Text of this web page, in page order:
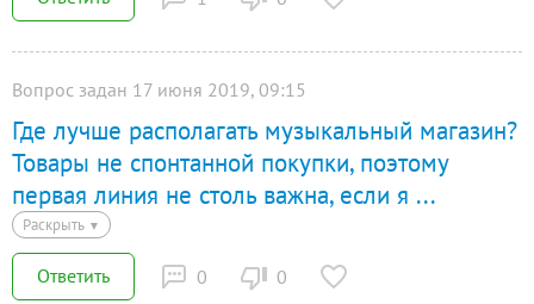
Вопрос задан 17 июня 2019, 09:15
Где лучше располагать музыкальный магазин?
Товары не спонтанной покупки, поэтому
первая линия не столь важна, если я ...
Раскрыть ▼
Ответить 0 0